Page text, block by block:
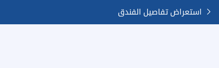
استعراض تفاصيل الفندق